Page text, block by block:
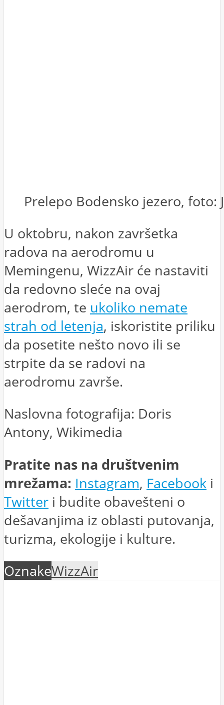
Prelepo Bodensko jezero, foto:
U oktobru, nakon završetka
radova na aerodromu u
Memingenu, WizzAir će nastaviti
da redovno sleće na ovaj
aerodrom, te ukoliko nemate
strah od letenja, iskoristite priliku
da posetite nešto novo ili se
strpite da se radovi na
aerodromu završe.
Naslovna fotografija: Doris
Antony, Wikimedia
Pratite nas na društvenim
mrežama: Instagram, Facebook i
Twitter i budite obavešteni o
dešavanjima iz oblasti putovanja,
turizma, ekologije i kulture.
OznakeWizzAir